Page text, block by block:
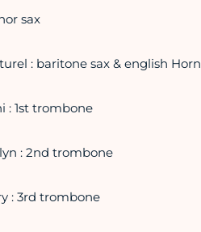
sax
: baritone sax & english Horn
: 1st trombone
: 2nd trombone
: 3rd trombone